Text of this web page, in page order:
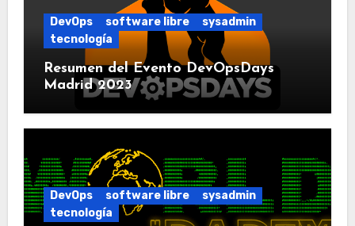
DevOps software libre
sysadmin
tecnología
Resumen del Evento DevOpsDays
Madrid 2023
DevOps software libre
sysadmin
tecnología